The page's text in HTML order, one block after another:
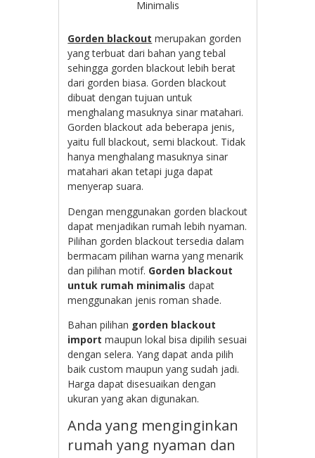
Minimalis
Gorden blackout merupakan gorden
yang terbuat dari bahan yang tebal
sehingga gorden blackout lebih berat
dari gorden biasa. Gorden blackout
dibuat dengan tujuan untuk
menghalang masuknya sinar matahari.
Gorden blackout ada beberapa jenis,
yaitu full blackout, semi blackout. Tidak
hanya menghalang masuknya sinar
matahari akan tetapi juga dapat
menyerap suara.
Dengan menggunakan gorden blackout
dapat menjadikan rumah lebih nyaman.
Pilihan gorden blackout tersedia dalam
bermacam pilihan warna yang menarik
dan pilihan motif. Gorden blackout
untuk rumah minimalis dapat
menggunakan jenis roman shade.
Bahan pilihan gorden blackout
import maupun lokal bisa dipilih sesuai
dengan selera. Yang dapat anda pilih
baik custom maupun yang sudah jadi.
Harga dapat disesuaikan dengan
ukuran yang akan digunakan.
Anda yang menginginkan
rumah yang nyaman dan